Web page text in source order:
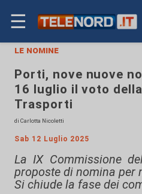
☰
le nomine
Porti, nove nuove
16 luglio il voto
Trasporti
di Carlotta Nicoletti
Sab 12 Luglio 2025
La IX Commissione
proposte di nomina per
Si chiude la fase dei